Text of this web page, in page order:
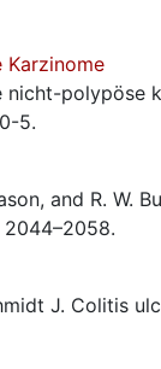
polypöse
5.
and R. W.
2044–2058.
J. Colitis